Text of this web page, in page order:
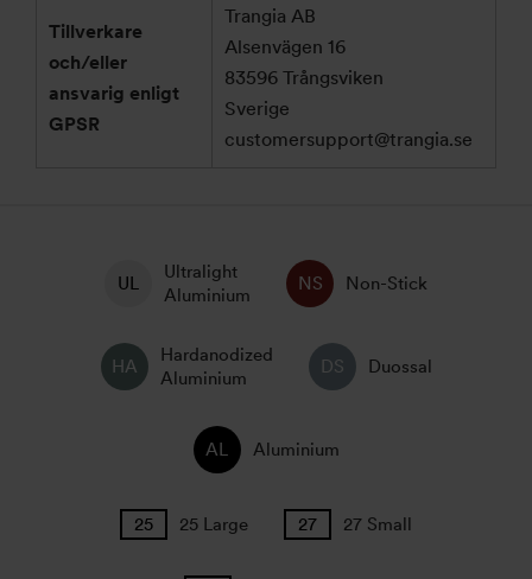
Tillverkare
och/eller
ansvarig enligt
GPSR
Trangia AB
Alsenvägen 16
83596 Trångsviken
Sverige
customersupport@trangia.se
Ultralight
Aluminium
Non-Stick
Hardanodized
Aluminium
Duossal
Aluminium
25 Large 27 Small